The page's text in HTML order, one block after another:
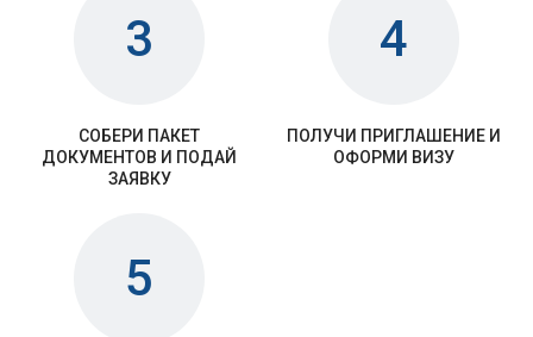
3
СОБЕРИ ПАКЕТ
ДОКУМЕНТОВ И ПОДАЙ
ЗАЯВКУ
4
ПОЛУЧИ ПРИГЛАШЕНИЕ И
ОФОРМИ ВИЗУ
5